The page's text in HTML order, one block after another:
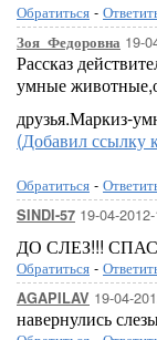
Обратиться -
Зоя_Федоровна 19-
Рассказ
умные
друзья.Маркиз-
(Добавил ссылку
Обратиться -
SINDI-57 19-04-
ДО СЛЕЗ!!!
Обратиться -
AGAPILAV 19-04-
навернулись